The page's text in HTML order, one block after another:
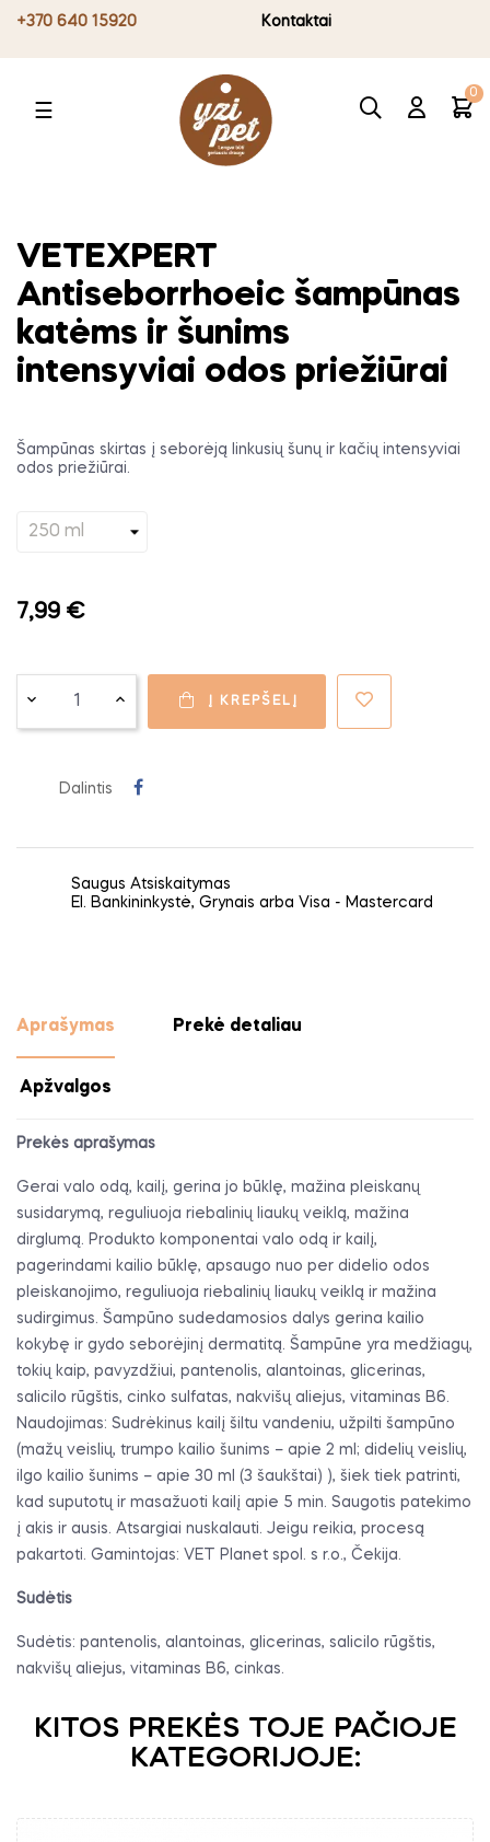
+370 640 15920 Kontaktai
Toggle
☰
0
VETEXPERT
Antiseborrhoeic šampūnas
katėms ir šunims
intensyviai odos priežiūrai
Šampūnas skirtas į seborėją linkusių šunų ir kačių intensyviai
odos priežiūrai.
7,99 €
Į KREPŠELĮ
Dalintis
Saugus Atsiskaitymas
El. Bankininkystė, Grynais arba Visa - Mastercard
Aprašymas Prekė detaliau
Apžvalgos
Prekės aprašymas
Gerai valo odą, kailį, gerina jo būklę, mažina pleiskanų
susidarymą, reguliuoja riebalinių liaukų veiklą, mažina
dirglumą. Produkto komponentai valo odą ir kailį,
pagerindami kailio būklę, apsaugo nuo per didelio odos
pleiskanojimo, reguliuoja riebalinių liaukų veiklą ir mažina
sudirgimus. Šampūno sudedamosios dalys gerina kailio
kokybę ir gydo seborėjinį dermatitą. Šampūne yra medžiagų,
tokių kaip, pavyzdžiui, pantenolis, alantoinas, glicerinas,
salicilo rūgštis, cinko sulfatas, nakvišų aliejus, vitaminas B6.
Naudojimas: Sudrėkinus kailį šiltu vandeniu, užpilti šampūno
(mažų veislių, trumpo kailio šunims – apie 2 ml; didelių veislių,
ilgo kailio šunims – apie 30 ml (3 šaukštai) ), šiek tiek patrinti,
kad suputotų ir masažuoti kailį apie 5 min. Saugotis patekimo
į akis ir ausis. Atsargiai nuskalauti. Jeigu reikia, procesą
pakartoti. Gamintojas: VET Planet spol. s r.o., Čekija.
Sudėtis
Sudėtis: pantenolis, alantoinas, glicerinas, salicilo rūgštis,
nakvišų aliejus, vitaminas B6, cinkas.
KITOS PREKĖS TOJE PAČIOJE
KATEGORIJOJE: